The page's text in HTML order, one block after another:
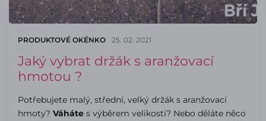
PRODUKTOVÉ OKÉNKO 25. 02. 2021
Jaký vybrat držák s aranžovací
hmotou ?
Potřebujete malý, střední, velký držák s aranžovací
hmoty? Váháte s výběrem velikosti? Nebo děláte něco